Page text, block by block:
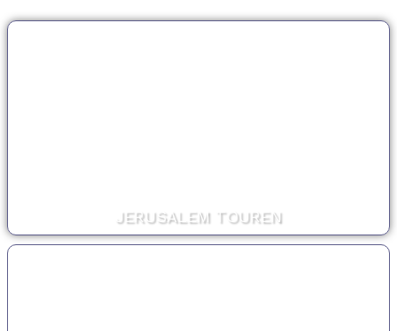
JERUSALEM TOUREN